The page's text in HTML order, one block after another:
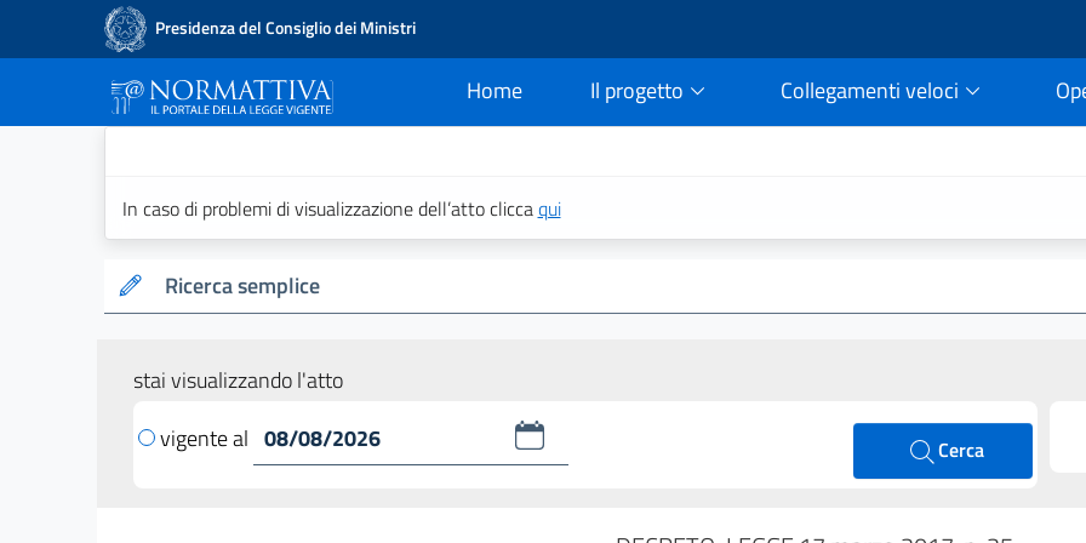
Presidenza del Consiglio dei Ministri
Home
current Il progetto Collegamenti veloci
In caso di problemi di visualizzazione dell’atto cliccaqui
Ricerca semplice
stai visualizzando l'atto
vigente al
Cerca